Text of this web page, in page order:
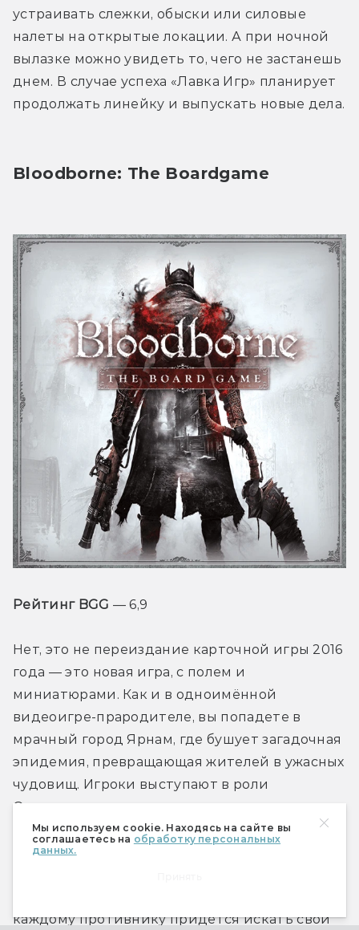
Мы используем cookie. Находясь на сайте вы
соглашаетесь на обработку персональных
данных.
устраивать слежки, обыски или силовые
налеты на открытые локации. А при ночной
вылазке можно увидеть то, чего не застанешь
днем. В случае успеха «Лавка Игр» планирует
продолжать линейку и выпускать новые дела.
Bloodborne: The Boardgame
Рейтинг BGG — 6,9
Нет, это не переиздание карточной игры 2016
года — это новая игра, с полем и
миниатюрами. Как и в одноимённой
видеоигре-прародителе, вы попадете в
мрачный город Ярнам, где бушует загадочная
эпидемия, превращающая жителей в ужасных
чудовищ. Игроки выступают в роли
Охотников, которые пытаются раскрыть
секрет происходящего.
каждому противнику придется искать свой